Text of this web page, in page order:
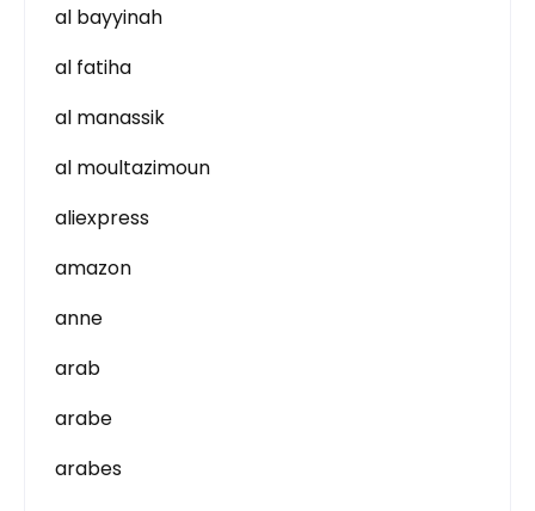
al bayyinah
al fatiha
al manassik
al moultazimoun
aliexpress
amazon
anne
arab
arabe
arabes